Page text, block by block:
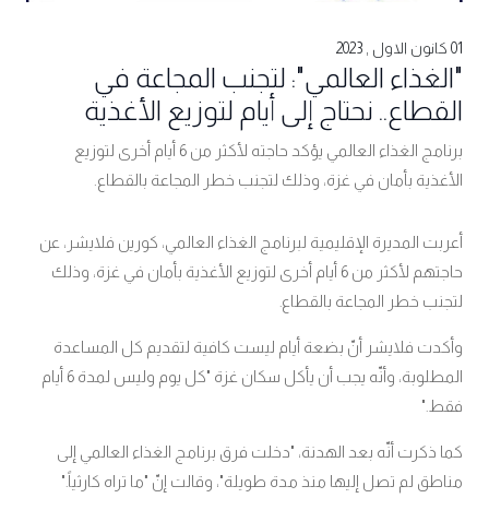
01 كانون الاول , 2023
"الغذاء العالمي": لتجنب المجاعة في
القطاع.. نحتاج إلى أيام لتوزيع الأغذية
برنامج الغذاء العالمي يؤكد حاجته لأكثر من 6 أيام أخرى لتوزيع
الأغذية بأمان في غزة، وذلك لتجنب خطر المجاعة بالقطاع.
أعربت المديرة الإقليمية لبرنامج الغذاء العالمي، كورين فلايشر، عن
حاجتهم لأكثر من 6 أيام أخرى لتوزيع الأغذية بأمان في غزة، وذلك
لتجنب خطر المجاعة بالقطاع
وأكدت فلايشر أنّ بضعة أيام ليست كافية لتقديم كل المساعدة
المطلوبة، وأنّه يجب أن يأكل سكان غزة "كل يوم وليس لمدة 6 أيام
فقط ".
كما ذكرت أنّه بعد الهدنة، "دخلت فرق برنامج الغذاء العالمي إلى
مناطق لم تصل إليها منذ مدة طويلة"، وقالت إنّ "ما تراه كارثياً ".